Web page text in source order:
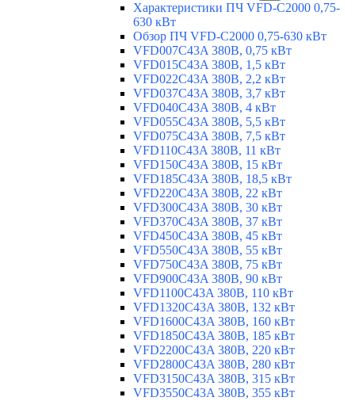
Характеристики ПЧ VFD-C2000 0,75-
630 кВт
Обзор ПЧ VFD-C2000 0,75-630 кВт
VFD007C43A 380В, 0,75 кВт
VFD015C43A 380В, 1,5 кВт
VFD022C43A 380В, 2,2 кВт
VFD037C43A 380В, 3,7 кВт
VFD040C43A 380В, 4 кВт
VFD055C43A 380В, 5,5 кВт
VFD075C43A 380В, 7,5 кВт
VFD110C43A 380В, 11 кВт
VFD150C43A 380В, 15 кВт
VFD185C43A 380В, 18,5 кВт
VFD220C43A 380В, 22 кВт
VFD300C43A 380В, 30 кВт
VFD370C43A 380В, 37 кВт
VFD450C43A 380В, 45 кВт
VFD550C43A 380В, 55 кВт
VFD750C43A 380В, 75 кВт
VFD900C43A 380В, 90 кВт
VFD1100C43A 380В, 110 кВт
VFD1320C43A 380В, 132 кВт
VFD1600C43A 380В, 160 кВт
VFD1850C43A 380В, 185 кВт
VFD2200C43A 380В, 220 кВт
VFD2800C43A 380В, 280 кВт
VFD3150C43A 380В, 315 кВт
VFD3550C43A 380В, 355 кВт